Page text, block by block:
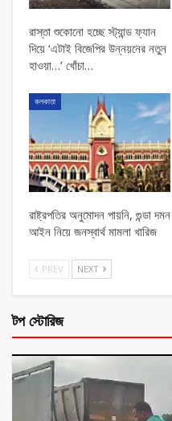
রাস্তা শুকোনো হচ্ছে স্ট্যান্ড ফ্যান
দিয়ে ‘এটাই বিজেপির উন্নয়নের নতুন
হাওয়া…’ খোঁচা…
কলকাতা
রাষ্ট্রপতির অনুমোদন পায়নি, গুন্ডা দমন
আইন নিয়ে জনস্বার্থ মামলা খারিজ
PREV NEXT
টপ স্টোরিজ